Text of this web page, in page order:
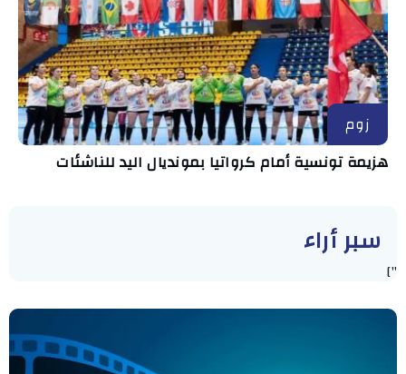
زوم
هزيمة تونسية أمام كرواتيا بمونديال اليد للناشئات
سبر أراء
"]